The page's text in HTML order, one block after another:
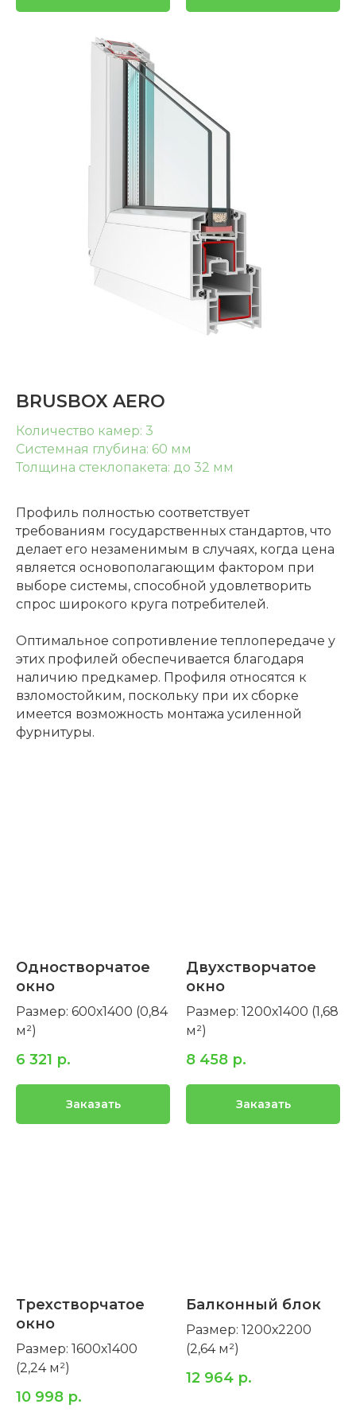
BRUSBOX AERO
Количество камер: 3
Системная глубина: 60 мм
Толщина стеклопакета: до 32 мм
Профиль полностью соответствует
требованиям государственных стандартов, что
делает его незаменимым в случаях, когда цена
является основополагающим фактором при
выборе системы, способной удовлетворить
спрос широкого круга потребителей.
Оптимальное сопротивление теплопередаче у
этих профилей обеспечивается благодаря
наличию предкамер. Профиля относятся к
взломостойким, поскольку при их сборке
имеется возможность монтажа усиленной
фурнитуры.
Одностворчатое
окно
Размер: 600х1400 (0,84
м²)
6 321 р.
Заказать
Двухстворчатое
окно
Размер: 1200х1400 (1,68
м²)
8 458 р.
Заказать
Трехстворчатое
окно
Размер: 1600х1400
(2,24 м²)
10 998 р.
Балконный блок
Размер: 1200х2200
(2,64 м²)
12 964 р.